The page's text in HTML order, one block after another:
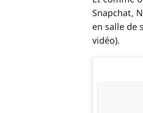
Snapchat,
en salle de
vidéo).